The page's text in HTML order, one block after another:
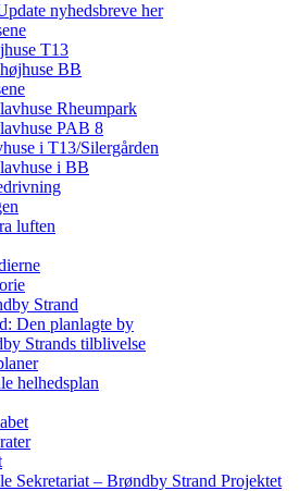
nyhedsbreve her
T13
BB
Rheumpark
PAB 8
i T13/Silergården
i BB
luften
Strand
Den planlagte by
Strands tilblivelse
helhedsplan
Sekretariat – Brøndby Strand Projektet